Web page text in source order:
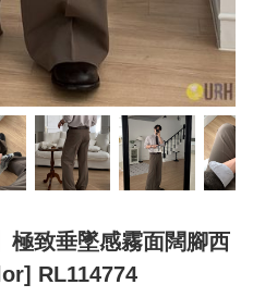
極致垂墜感霧面闊腳西
RL114774